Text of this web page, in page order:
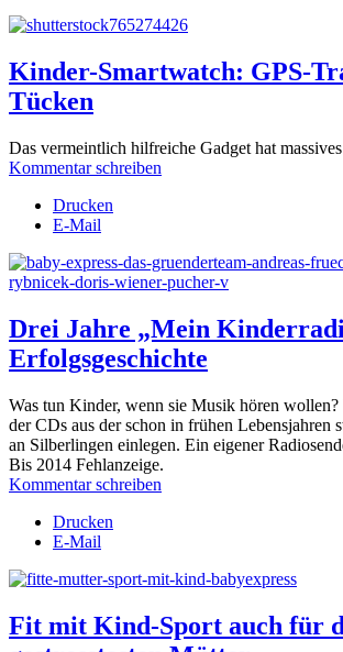
Kinder-Smartwatch: GPS-
Tücken
Das vermeintlich hilfreiche Gadget hat
Kommentar schreiben
Drucken
E-Mail
Drei Jahre „Mein
Erfolgsgeschichte
Was tun Kinder, wenn sie Musik hören
der CDs aus der schon in frühen Lebensjahren
an Silberlingen einlegen. Ein eigener
Bis 2014 Fehlanzeige.
Kommentar schreiben
Drucken
E-Mail
Fit mit Kind-Sport auch für